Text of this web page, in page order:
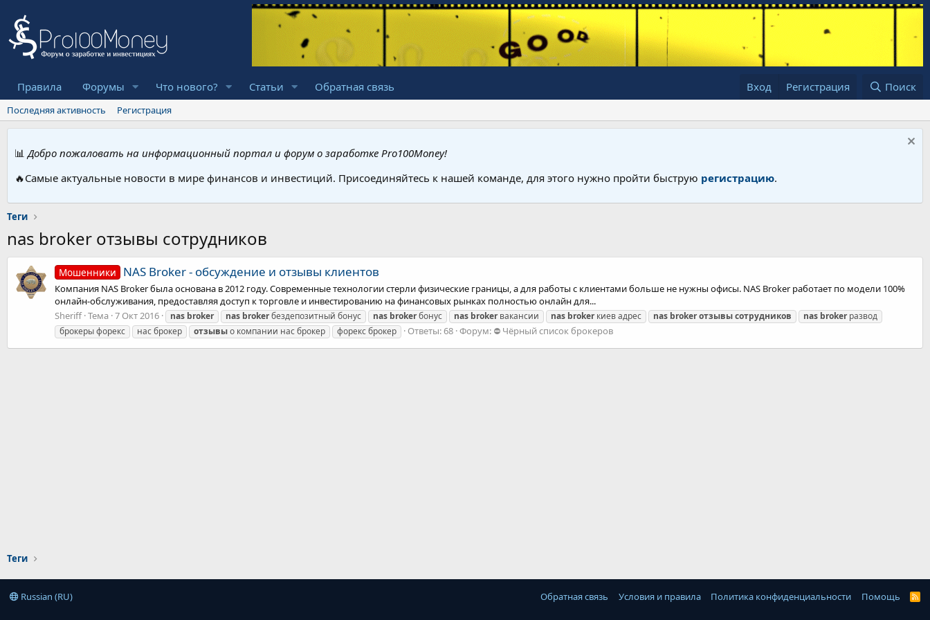
Правила Форумы Что нового? Статьи Обратная связь Вход Регистрация Поиск
Последняя активность Регистрация
📊 Добро пожаловать на информационный портал и форум о заработке Pro100Money!
🔥Самые актуальные новости в мире финансов и инвестиций. Присоединяйтесь к нашей команде, для этого нужно пройти быструю регистрацию.
Теги
nas broker отзывы сотрудников
Мошенники NAS Broker - обсуждение и отзывы клиентов
Компания NAS Broker была основана в 2012 году. Современные технологии стерли физические границы, а для работы с клиентами больше не нужны офисы. NAS Broker работает по модели 100%
онлайн-обслуживания, предоставляя доступ к торговле и инвестированию на финансовых рынках полностью онлайн для...
Sheriff Тема 7 Окт 2016 nas broker nas brokerбездепозитный бонус nas brokerбонус nas brokerвакансии nas brokerкиев адрес nas brokerотзывысотрудников nas brokerразвод
брокеры форекс
нас брокер отзывыо компании нас брокер форекс брокер Ответы: 68 Форум: ⛔ Чёрный список брокеров
Теги
Russian (RU) Обратная связь Условия и правила Политика конфиденциальности Помощь
R